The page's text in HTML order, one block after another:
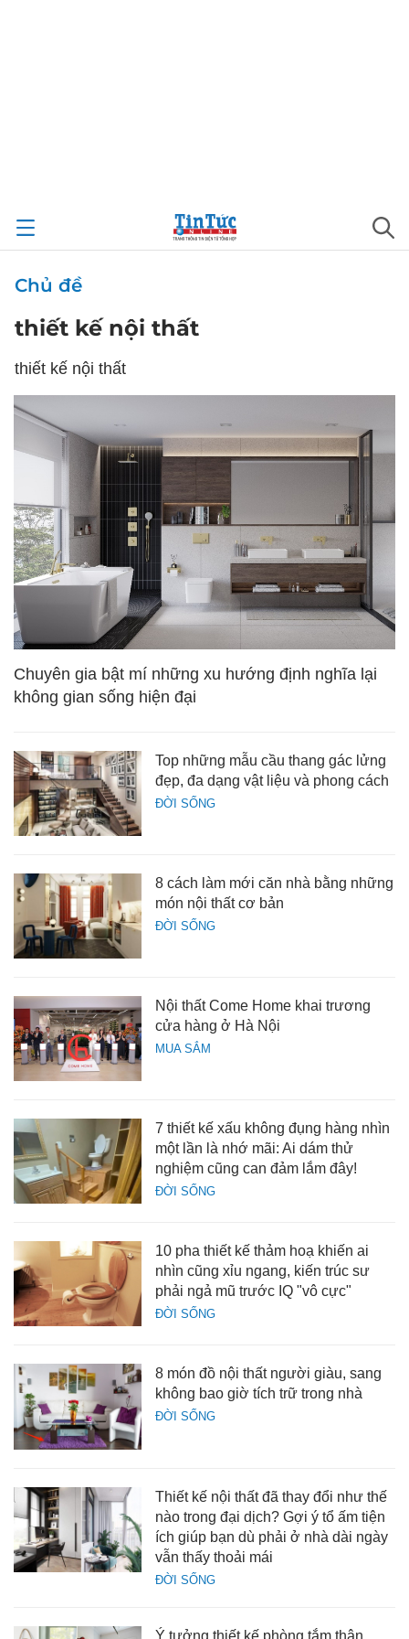
Chủ đề
thiết kế nội thất
thiết kế nội thất
Chuyên gia bật mí những xu hướng định nghĩa lại
không gian sống hiện đại
ĐỜI SỐNG
Top những mẫu cầu thang gác lửng
đẹp, đa dạng vật liệu và phong cách
ĐỜI SỐNG
8 cách làm mới căn nhà bằng những
món nội thất cơ bản
MUA SẮM
Nội thất Come Home khai trương
cửa hàng ở Hà Nội
ĐỜI SỐNG
7 thiết kế xấu không đụng hàng nhìn
một lần là nhớ mãi: Ai dám thử
nghiệm cũng can đảm lắm đây!
ĐỜI SỐNG
10 pha thiết kế thảm hoạ khiến ai
nhìn cũng xỉu ngang, kiến trúc sư
phải ngả mũ trước IQ "vô cực"
ĐỜI SỐNG
8 món đồ nội thất người giàu, sang
không bao giờ tích trữ trong nhà
ĐỜI SỐNG
Thiết kế nội thất đã thay đổi như thế
nào trong đại dịch? Gợi ý tổ ấm tiện
ích giúp bạn dù phải ở nhà dài ngày
vẫn thấy thoải mái
Ý tưởng thiết kế phòng tắm thân